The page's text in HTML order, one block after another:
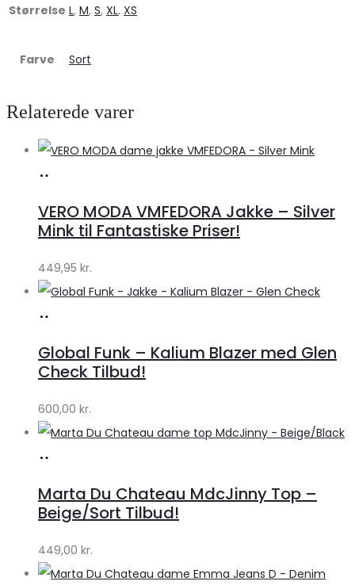
Størrelse L, M, S, XL, XS
Farve Sort
Relaterede varer
Klædeskabet.dk
VERO MODA VMFEDORA Jakke – Silver
Mink til Fantastiske Priser!
449,95 kr.
Lykke
Lykke
Global Funk – Kalium Blazer med Glen
Check Tilbud!
600,00 kr.
Klædeskabet.dk
Marta Du Chateau MdcJinny Top –
Beige/Sort Tilbud!
449,00 kr.